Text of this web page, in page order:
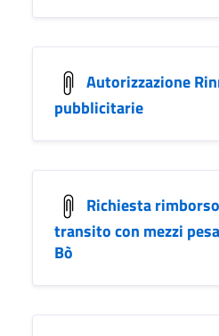
Autorizzazione
pubblicitarie
Richiesta
transito con mezzi
Bò